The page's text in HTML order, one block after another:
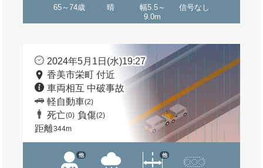
65～74歳 晴
幅5.5～
9.0m
信号なし
2024年5月1日(水)19:27
香美市栄町 付近
車両相互 中破事故
軽自動車(2)
死亡(0) 負傷(2)
距離344m
他 他